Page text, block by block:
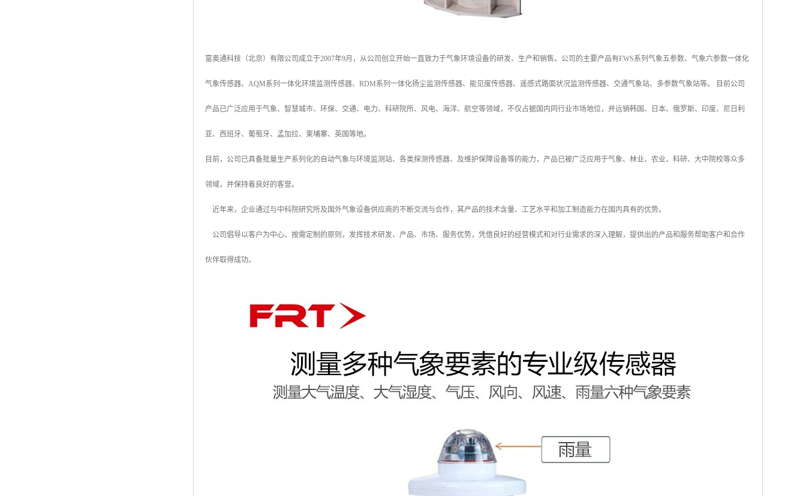
富奥通科技（北京）有限公司成立于2007年9月，从公司创立开始一直致力于气象环境设备的研发、生产和销售。公司的主要产品有FWS系列气象五参数、气象六参数一体化
气象传感器、AQM系列一体化环境监测传感器、RDM系列一体化扬尘监测传感器、能见度传感器、遥感式路面状况监测传感器、交通气象站、多参数气象站等。 目前公司
产品已广泛应用于气象、智慧城市、环保、交通、电力、科研院所、风电、海洋、航空等领域，不仅占据国内同行业市场地位，并远销韩国、日本、俄罗斯、印度、尼日利
亚、西班牙、葡萄牙、孟加拉、柬埔寨、英国等地。
目前，公司已具备批量生产系列化的自动气象与环境监测站、各类探测传感器、及维护保障设备等的能力，产品已被广泛应用于气象、林业、农业、科研、大中院校等众多
领域，并保持着良好的客誉。
近年来，企业通过与中科院研究所及国外气象设备供应商的不断交流与合作，其产品的技术含量、工艺水平和加工制造能力在国内具有的优势。
公司倡导以客户为中心、按需定制的原则，发挥技术研发、产品、市场、服务优势，凭借良好的经营模式和对行业需求的深入理解，提供出的产品和服务帮助客户和合作
伙伴取得成功。